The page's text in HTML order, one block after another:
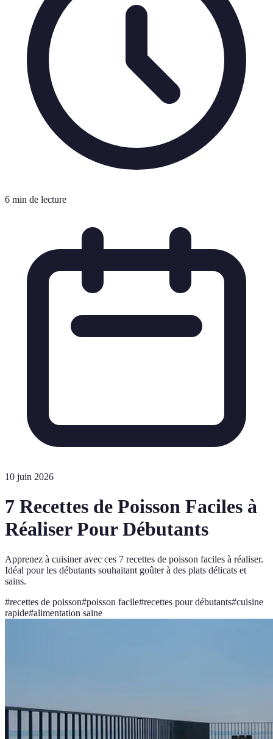
6 min de lecture
10 juin 2026
7 Recettes de Poisson Faciles à
Réaliser Pour Débutants
Apprenez à cuisiner avec ces 7 recettes de poisson faciles à réaliser.
Idéal pour les débutants souhaitant goûter à des plats délicats et
sains.
#recettes de poisson#poisson facile#recettes pour débutants#cuisine
rapide#alimentation saine